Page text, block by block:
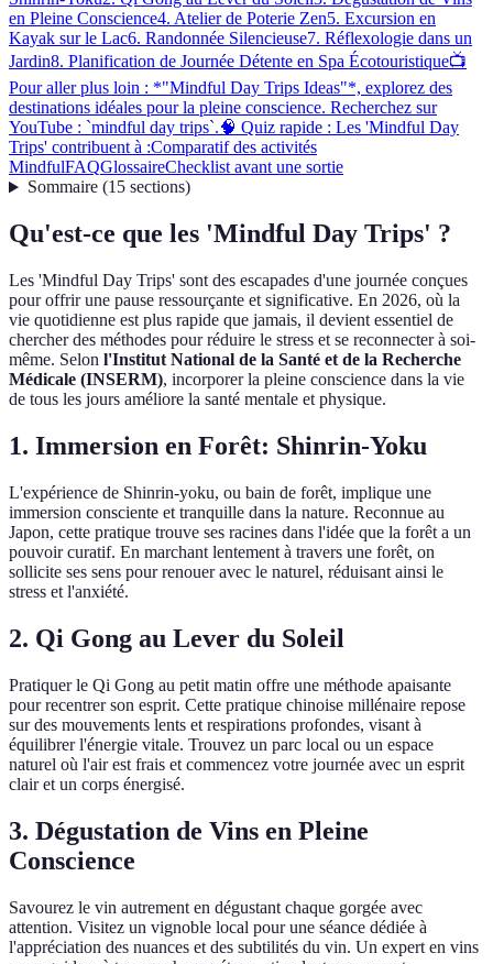
en Pleine Conscience4. Atelier de Poterie Zen5. Excursion en
Kayak sur le Lac6. Randonnée Silencieuse7. Réflexologie dans un
Jardin8. Planification de Journée Détente en Spa Écotouristique📺
Pour aller plus loin : *"Mindful Day Trips Ideas"*, explorez des
destinations idéales pour la pleine conscience. Recherchez sur
YouTube : `mindful day trips`.🧠 Quiz rapide : Les 'Mindful Day
Trips' contribuent à :Comparatif des activités
MindfulFAQGlossaireChecklist avant une sortie
Sommaire(15 sections)
Qu'est-ce que les 'Mindful Day Trips' ?
Les 'Mindful Day Trips' sont des escapades d'une journée conçues
pour offrir une pause ressourçante et significative. En 2026, où la
vie quotidienne est plus rapide que jamais, il devient essentiel de
chercher des méthodes pour réduire le stress et se reconnecter à soi-
même. Selon l'Institut National de la Santé et de la Recherche
Médicale (INSERM), incorporer la pleine conscience dans la vie
de tous les jours améliore la santé mentale et physique.
1. Immersion en Forêt: Shinrin-Yoku
L'expérience de Shinrin-yoku, ou bain de forêt, implique une
immersion consciente et tranquille dans la nature. Reconnue au
Japon, cette pratique trouve ses racines dans l'idée que la forêt a un
pouvoir curatif. En marchant lentement à travers une forêt, on
sollicite ses sens pour renouer avec le naturel, réduisant ainsi le
stress et l'anxiété.
2. Qi Gong au Lever du Soleil
Pratiquer le Qi Gong au petit matin offre une méthode apaisante
pour recentrer son esprit. Cette pratique chinoise millénaire repose
sur des mouvements lents et respirations profondes, visant à
équilibrer l'énergie vitale. Trouvez un parc local ou un espace
naturel où l'air est frais et commencez votre journée avec un esprit
clair et un corps énergisé.
3. Dégustation de Vins en Pleine
Conscience
Savourez le vin autrement en dégustant chaque gorgée avec
attention. Visitez un vignoble local pour une séance dédiée à
l'appréciation des nuances et des subtilités du vin. Un expert en vins